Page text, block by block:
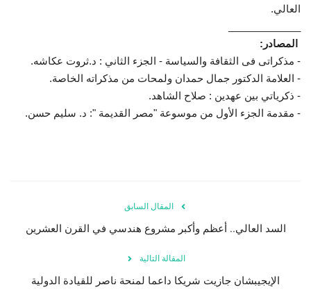
العالي.
المصادر:
- مذكراتى فى الثقافة والسياسة - الجزء الثاني : د.ثروت عكاشه.
- العلامة الدكتور جمال حمدان ولمحات من مذكراته الخاصة.
- ذكرياتي بين عهدين : صلاح الشاهد.
- مقدمة الجزء الأول من موسوعة "مصر القديمة ": د. سليم حسن.
المقال السابق
السد العالي.. أعظم وأكبر مشروع هندسي في القرن العشرين
المقالة التالية
الإيجيبشان جازيت شريكا داعما لمنحة ناصر للقيادة الدولية